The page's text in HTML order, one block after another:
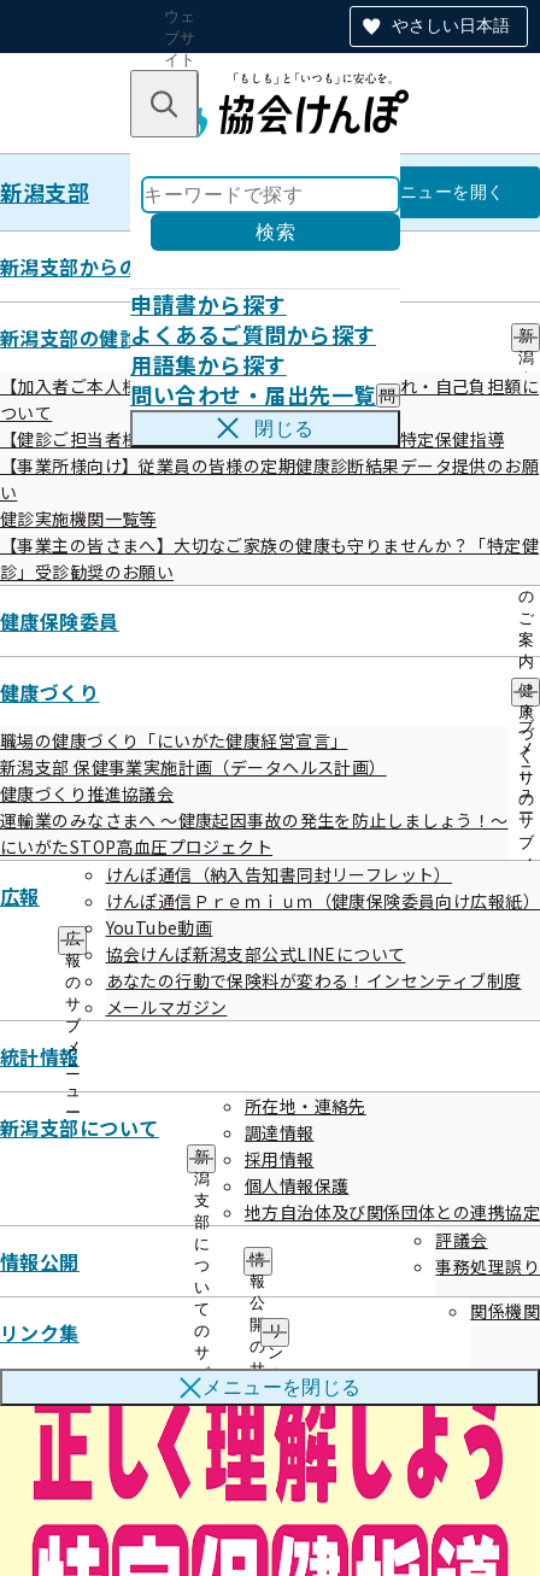
やさしい日本語
ウェ
ブサ
イト
のナ
ン
キーワードで探す
検索
申請書から探す
よくあるご質問から探す
用語集から探す
問い合わせ・届出先一覧 問
い
わ
出
一
サ
閉じる
新潟支部 新潟支部
メニューを開く
新潟支部からのお知らせ
新潟支部の健診・保健指導のご案内
新
潟
支
部
診
指
の
ご
案
内
の
サ
ブ
メ
ニ
ュ
ー
【加入者ご本人様・ご家族様向け】健診の受診の流れ・自己負担額に
ついて
【健診ご担当者様・加入者様向け】受けんばねっ！特定保健指導
【事業所様向け】従業員の皆様の定期健康診断結果データ提供のお願
い
健診実施機関一覧等
【事業主の皆さまへ】大切なご家族の健康も守りませんか？「特定健
診」受診勧奨のお願い
健康保険委員
健康づくり
健
康
づ
く
り
の
サ
ブ
メ
ュ
職場の健康づくり「にいがた健康経営宣言」
新潟支部 保健事業実施計画（データヘルス計画）
健康づくり推進協議会
運輸業のみなさまへ ～健康起因事故の発生を防止しましょう！～
にいがたSTOP高血圧プロジェクト
広報
広
報
の
サ
ブ
メ
ニ
ュ
ー
けんぽ通信（納入告知書同封リーフレット）
けんぽ通信Ｐｒｅｍｉｕｍ（健康保険委員向け広報紙）
YouTube動画
協会けんぽ新潟支部公式LINEについて
あなたの行動で保険料が変わる！インセンティブ制度
メールマガジン
統計情報
新潟支部について
新
潟
支
部
に
つ
い
て
の
サ
ブ
メ
ニ
所在地・連絡先
調達情報
採用情報
個人情報保護
地方自治体及び関係団体との連携協定
情報公開
情
報
公
開
の
サ
ブ
メ
ニ
ュ
ー
評議会
事務処理誤り
リンク集
リ
ン
ク
の
サ
ブ
メ
ニ
ュ
ー
関係機関
メニューを閉じる
【健診ご担当者様・加入者様向
け】受けんばねっ！特定保健指導
目次
特定保健指導って何？ ～受けんばねっ！特定保健指導
～
健診ご担当者様へ ～従業員の皆さまに、健診後の健康
相談・サポートを受けてもらいましょう！～
特定保健指導に必要な書類を紛失された方はこちらをご
活用ください
令和08年06月04日
特定保健指導って何？ ～受けんばねっ！
特定保健指導～